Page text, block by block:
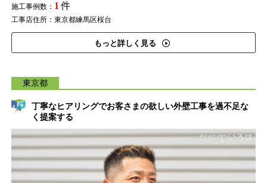
施工事例数： 1 件
工事店住所：東京都練馬区桜台
もっと詳しく見る
東京都
丁寧なヒアリングでお客さまの欲しい外壁工事を過不足な
く提案する